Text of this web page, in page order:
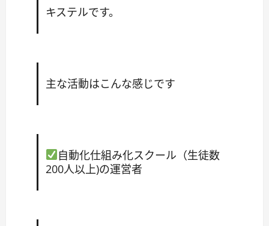
キステルです。
主な活動はこんな感じです
自動化仕組み化スクール（生徒数
200人以上)の運営者